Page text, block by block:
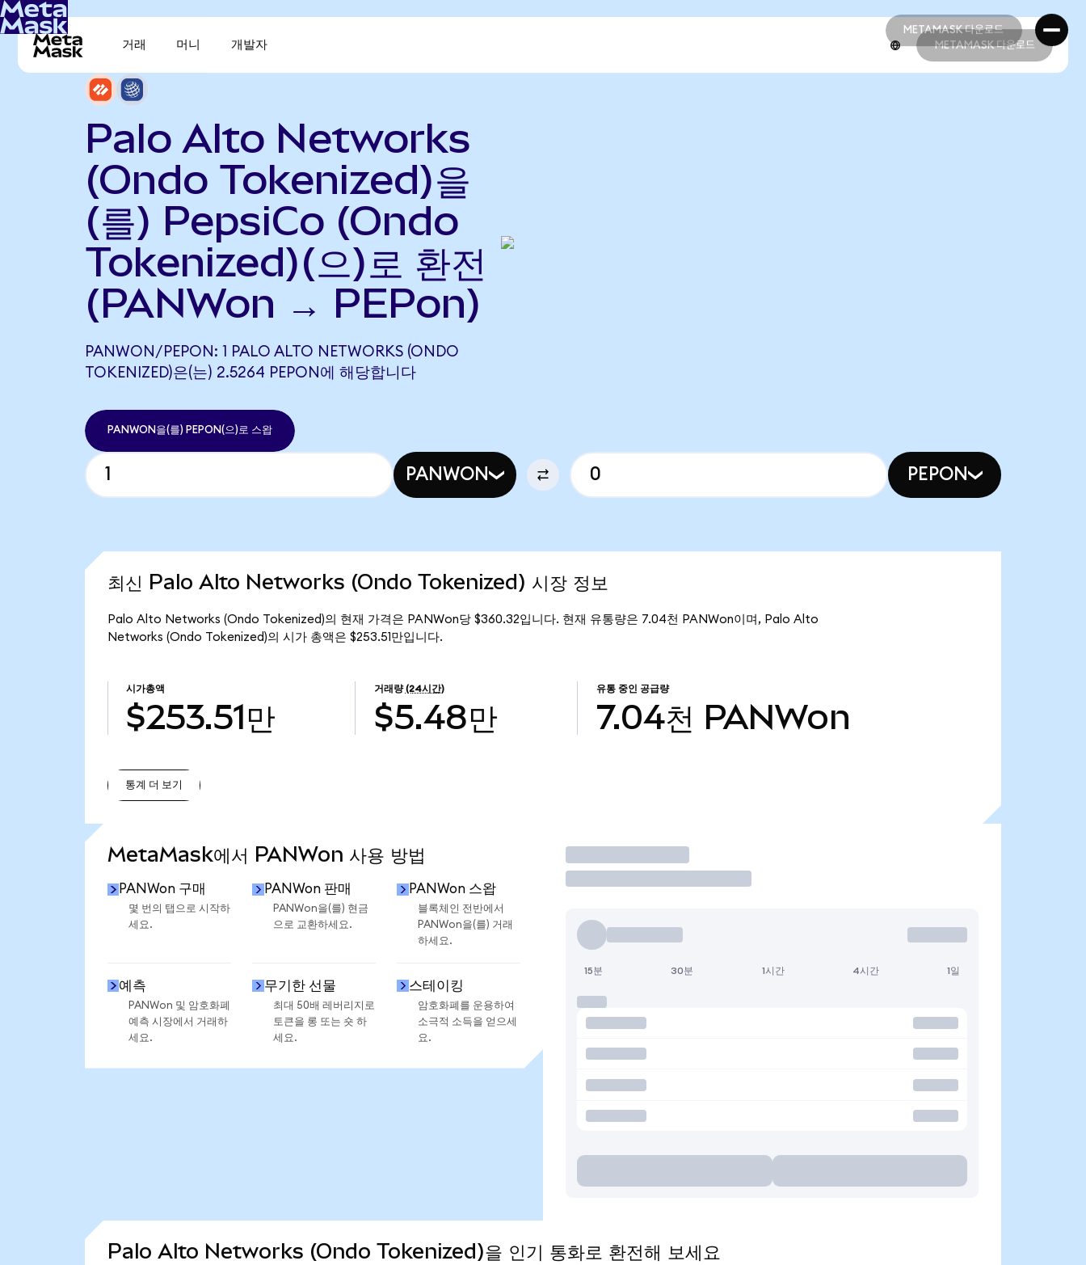
METAMASK 다운로드
METAMASK 다운로드
거래 머니 개발자 METAMASK 다운로드
Palo Alto Networks
(Ondo Tokenized)을
(를) PepsiCo (Ondo
Tokenized)(으)로 환전
(PANWon → PEPon)
PANWON/PEPON: 1 PALO ALTO NETWORKS (ONDO
TOKENIZED)은(는) 2.5264 PEPON에 해당합니다
PANWON을(를) PEPON(으)로 스왑
PANWON PEPON
최신 Palo Alto Networks (Ondo Tokenized) 시장 정보
Palo Alto Networks (Ondo Tokenized)의 현재 가격은 PANWon당 $360.32입니다. 현재 유통량은 7.04천 PANWon이며, Palo Alto
Networks (Ondo Tokenized)의 시가 총액은 $253.51만입니다.
시가총액
$253.51만
거래량 (24시간)
$5.48만
유통 중인 공급량
7.04천 PANWon
통계 더 보기
MetaMask에서 PANWon 사용 방법
PANWon 구매
몇 번의 탭으로 시작하
세요.
PANWon 판매
PANWon을(를) 현금
으로 교환하세요.
PANWon 스왑
블록체인 전반에서
PANWon을(를) 거래
하세요.
예측
PANWon 및 암호화폐
예측 시장에서 거래하
세요.
무기한 선물
최대 50배 레버리지로
토큰을 롱 또는 숏 하
세요.
스테이킹
암호화폐를 운용하여
소극적 소득을 얻으세
요.
거래
15분 30분 1시간 4시간 1일
Palo Alto Networks (Ondo Tokenized)을 인기 통화로 환전해 보세요